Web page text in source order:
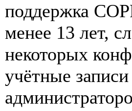
поддержка
менее 13 лет,
некоторых
учётные